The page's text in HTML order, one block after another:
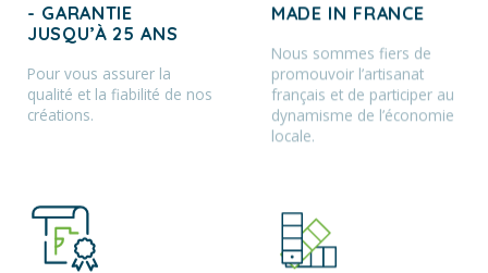
- GARANTIE
JUSQU’À 25 ANS
Pour vous assurer la
qualité et la fiabilité de nos
créations.
MADE IN FRANCE
Nous sommes fiers de
promouvoir l’artisanat
français et de participer au
dynamisme de l’économie
locale.